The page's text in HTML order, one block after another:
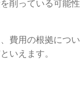
削っている可能性
費用の根拠につい
いえます。